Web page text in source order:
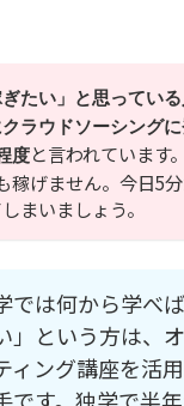
ぎたい」と思ってい
ラウドソーシング
度と言われています
稼げません。今日5
まいましょう。
では何から学べ
」という方は、
ィング講座を活
です。独学で半